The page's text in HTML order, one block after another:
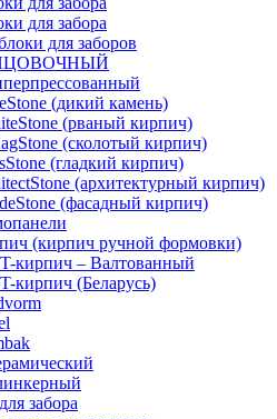
для забора
для заборов
(дикий камень)
(рваный кирпич)
(сколотый кирпич)
(гладкий кирпич)
(архитектурный кирпич)
(фасадный кирпич)
(кирпич ручной формовки)
кирпич – Валтованный
кирпич (Беларусь)
забора